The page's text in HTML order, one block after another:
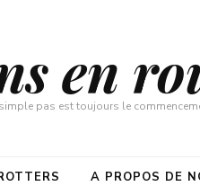
en
pas est toujours le
A PROPOS DE